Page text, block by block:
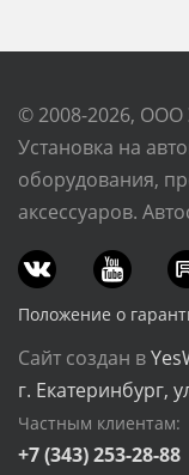
© 2008-2026, ООО
Установка на
оборудования,
аксессуаров.
Положение о
Сайт создан в
г. Екатеринбург,
Частным клиентам:
+7 (343) 253-28-88